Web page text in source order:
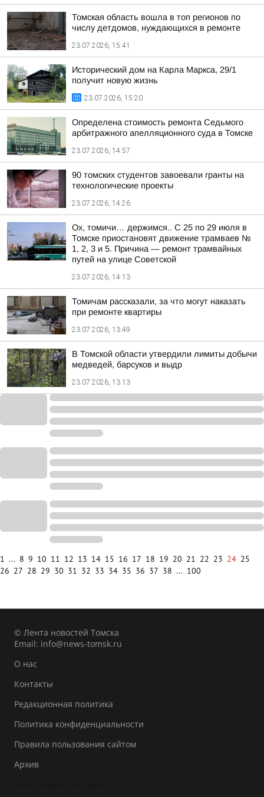
Томская область вошла в топ регионов по
числу детдомов, нуждающихся в ремонте
23.07.2026, 15:41
Исторический дом на Карла Маркса, 29/1
получит новую жизнь
23.07.2026, 15:20
Определена стоимость ремонта Седьмого
арбитражного апелляционного суда в Томске
23.07.2026, 14:57
90 томских студентов завоевали гранты на
технологические проекты
23.07.2026, 14:26
Ох, томичи… держимся.. С 25 по 29 июля в
Томске приостановят движение трамваев №
1, 2, 3 и 5. Причина — ремонт трамвайных
путей на улице Советской
23.07.2026, 14:13
Томичам рассказали, за что могут наказать
при ремонте квартиры
23.07.2026, 13:49
В Томской области утвердили лимиты добычи
медведей, барсуков и выдр
23.07.2026, 13:13
1 ... 8 9 10 11 12 13 14 15 16 17 18 19 20 21 22 23 24 25
26 27 28 29 30 31 32 33 34 35 36 37 38 ... 100
© Лента новостей Томска
Email: info@news-tomsk.ru
О нас
Контакты
Редакционная политика
Политика конфиденциальности
Правила пользования сайтом
Архив